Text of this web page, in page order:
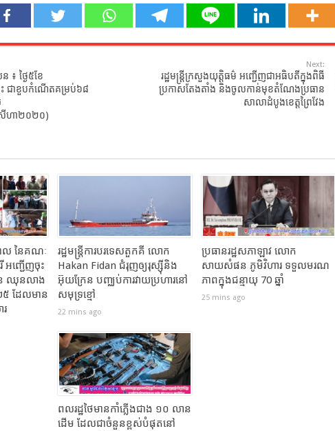
៖ ថ្ងៃ៥ខែ
ជាខួបកំណើតគម្រប់៦៨
ហា២០២០)
Next:
រដ្ឋមន្ត្រីក្រសួងយុត្តិធម៌ អញ្ជើញជាអធិបតីក្នុងពិធី
ប្រកាសតែងតាំង និងចូលកាន់មុខតំណែងប្រធាន
សាលាដំបូងខេត្តព្រៃវែង
ល នៃគណៈ
អញ្ជើញចុះ
ន ឈុនលាង
៥ ដែលមាន
រដ្ឋមន្រ្តីការបរទេសតួកគី លោក
Hakan Fidan ជំរុញឲ្យរុស្ស៊ីនិង
អ៊ុយក្រែន បញ្ឈប់ការវាយប្រហារនៅ
សមុទ្រខ្មៅ
22 mins ago
ប្រធានរដ្ឋសភាឡាវ លោក
សាយសំផន ភូមិវិហារ ទទួលមរណ
ភាពក្នុងជន្មាយុ 70 ឆ្នាំ
25 mins ago
ពលរដ្ឋថៃមានកាំភ្លើងជាង ១០ លាន
ដើម ដែលជាចំនួនខ្ពស់បំផុតនៅ